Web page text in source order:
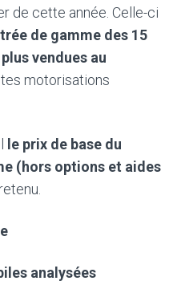
de cette année. Celle-ci
de gamme des 15
vendues au
motorisations
le prix de base du
(hors options et aides
analysées